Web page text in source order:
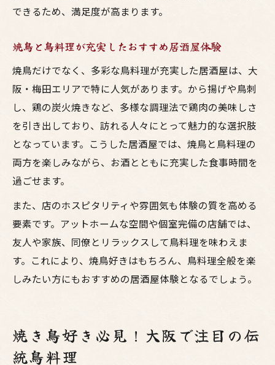
できるため、満足度が高まります。
焼鳥と鳥料理が充実したおすすめ居酒屋体験
焼鳥だけでなく、多彩な鳥料理が充実した居酒屋は、大
阪・梅田エリアで特に人気があります。から揚げや鳥刺
し、鶏の炭火焼きなど、多様な調理法で鶏肉の美味しさ
を引き出しており、訪れる人々にとって魅力的な選択肢
となっています。こうした居酒屋では、焼鳥と鳥料理の
両方を楽しみながら、お酒とともに充実した食事時間を
過ごせます。
また、店のホスピタリティや雰囲気も体験の質を高める
要素です。アットホームな空間や個室完備の店舗では、
友人や家族、同僚とリラックスして鳥料理を味わえま
す。これにより、焼鳥好きはもちろん、鳥料理全般を楽
しみたい方にもおすすめの居酒屋体験となるでしょう。
焼き鳥好き必見！大阪で注目の伝
統鳥料理